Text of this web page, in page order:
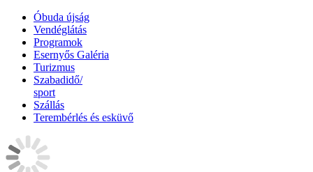
Óbuda újság
Vendéglátás
Programok
Esernyős Galéria
Turizmus
Szabadidő/
sport
Szállás
Terembérlés és esküvő